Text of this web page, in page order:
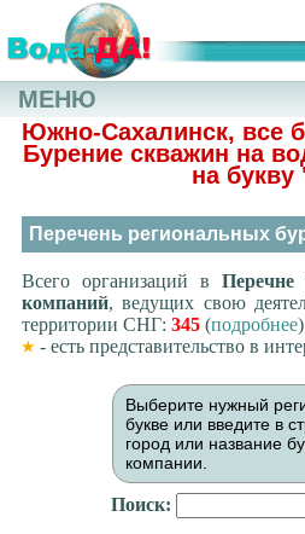
Южно-Сахалинск, все
Бурение скважин на
на букву
Перечень региональных
Всего организаций вПеречне
компаний, ведущих свою
территории СНГ: 345(подробнее)
- есть представительство в
Выберите нужный
букве или введите в
город или название
компании.
Поиск:
МЕНЮ